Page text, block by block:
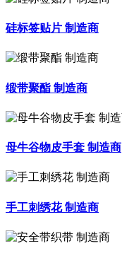
硅标签贴片 制造商
缎带聚酯 制造商
母牛谷物皮手套 制造商
手工刺绣花 制造商